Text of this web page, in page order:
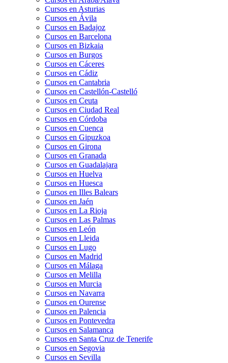
Cursos en Asturias
Cursos en Ávila
Cursos en Badajoz
Cursos en Barcelona
Cursos en Bizkaia
Cursos en Burgos
Cursos en Cáceres
Cursos en Cádiz
Cursos en Cantabria
Cursos en Castellón-Castelló
Cursos en Ceuta
Cursos en Ciudad Real
Cursos en Córdoba
Cursos en Cuenca
Cursos en Gipuzkoa
Cursos en Girona
Cursos en Granada
Cursos en Guadalajara
Cursos en Huelva
Cursos en Huesca
Cursos en Illes Balears
Cursos en Jaén
Cursos en La Rioja
Cursos en Las Palmas
Cursos en León
Cursos en Lleida
Cursos en Lugo
Cursos en Madrid
Cursos en Málaga
Cursos en Melilla
Cursos en Murcia
Cursos en Navarra
Cursos en Ourense
Cursos en Palencia
Cursos en Pontevedra
Cursos en Salamanca
Cursos en Santa Cruz de Tenerife
Cursos en Segovia
Cursos en Sevilla